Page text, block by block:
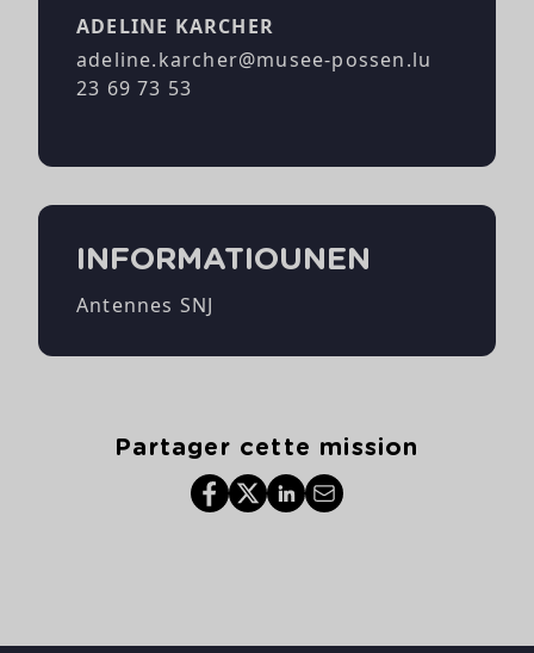
ADELINE KARCHER
adeline.karcher@musee-possen.lu
23 69 73 53
INFORMATIOUNEN
Antennes SNJ
Partager cette mission